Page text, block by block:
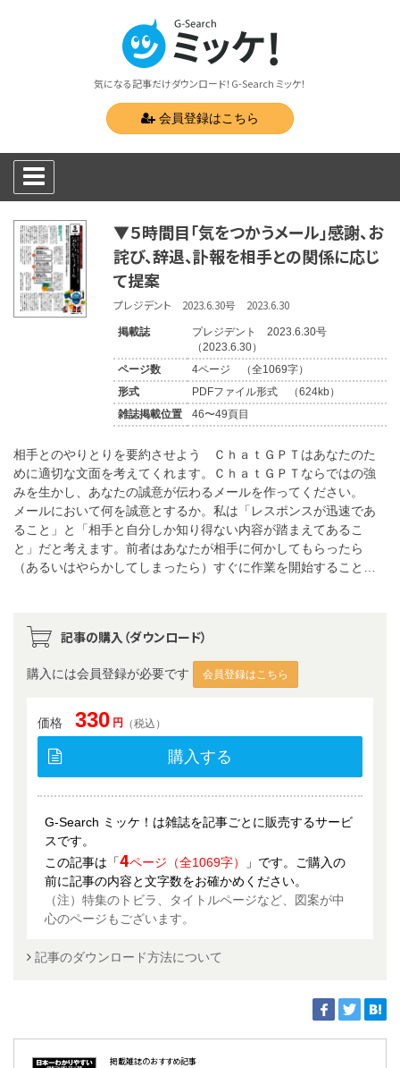
気になる記事だけダウンロード！G-Search ミッケ！
会員登録はこちら
▼５時間目「気をつかうメール」感謝、お
詫び、辞退、訃報を相手との関係に応じ
て提案
プレジデント 2023.6.30号 2023.6.30
掲載誌
プレジデント 2023.6.30号
（2023.6.30）
ページ数
4ページ （全1069字）
形式
PDFファイル形式 （624kb）
雑誌掲載位置
46〜49頁目
相手とのやりとりを要約させよう ＣｈａｔＧＰＴはあなたのた
めに適切な文面を考えてくれます。ＣｈａｔＧＰＴならではの強
みを生かし、あなたの誠意が伝わるメールを作ってください。
メールにおいて何を誠意とするか。私は「レスポンスが迅速であ
ること」と「相手と自分しか知り得ない内容が踏まえてあるこ
と」だと考えます。前者はあなたが相手に何かしてもらったら
（あるいはやらかしてしまったら）すぐに作業を開始すること…
記事の購入（ダウンロード）
購入には会員登録が必要です 会員登録はこちら
価格 330 円 （税込）
購入する
G-Search ミッケ！は雑誌を記事ごとに販売するサービ
スです。
この記事は「4ページ（全1069字）
」です。ご購入の
前に記事の内容と文字数をお確かめください。
（注）特集のトビラ、タイトルページなど、図案が中
心のページもございます。
記事のダウンロード方法について
掲載雑誌のおすすめ記事